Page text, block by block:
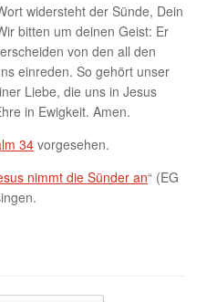
widersteht der Sünde, Dein
bitten um deinen Geist: Er
von den all den
einreden. So gehört unser
Liebe, die uns in Jesus
in Ewigkeit. Amen.
34 vorgesehen.
nimmt die Sünder an“ (EG